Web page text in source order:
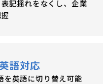
記揺れをなくし、企業
語対応
を英語に切り替え可能